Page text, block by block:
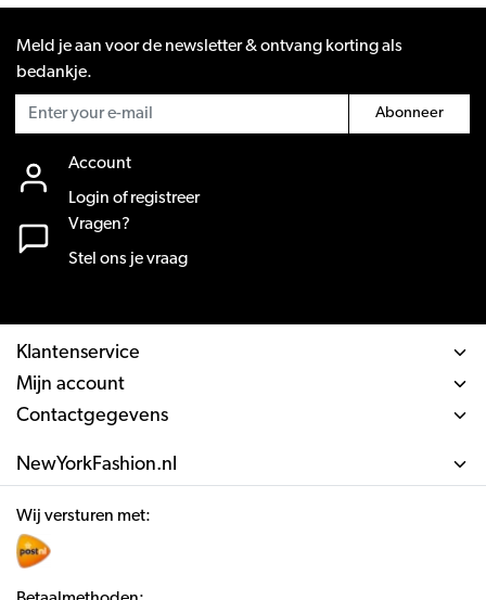
Meld je aan voor de newsletter & ontvang korting als
bedankje.
Abonneer
Account
Login of registreer
Vragen?
Stel ons je vraag
Klantenservice
Mijn account
Contactgegevens
NewYorkFashion.nl
Wij versturen met: